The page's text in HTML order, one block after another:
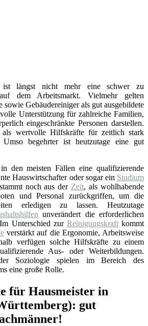
längst nicht mehr eine schwer zu
dem Arbeitsmarkt. Vielmehr gelten
sowie Gebäudereiniger als gut ausgebildete
Unterstützung für zahlreiche Familien,
eingeschränkte Personen darstellen.
als wertvolle Hilfskräfte für zeitlich stark
Umso begehrter ist heutzutage eine gut
den meisten Fällen eine qualifizierende
Hauswirtschafter oder sogar ein Studium
noch aus der Zeit, als wohlhabende
und Personal zurückgriffen, um die
erledigen zu lassen. Heutzutage
unverändert die erforderlichen
Unterschied zur Reinigungskraftkommt
verstärkt auf die Ergonomie, Arbeitsweise
verfügen solche Hilfskräfte zu einem
Aus- oder Weiterbildungen.
Soziologie spielen im Bereich des
eine große Rolle.
für Hausmeister in
gut